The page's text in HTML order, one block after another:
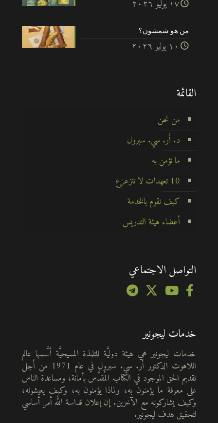
۱۷ يوليو ۲۰۲٦
من هو شمشون؟
۱۰ يوليو ۲۰۲٦
القائمة
من نحن
د. أر. سي. سبرول
ما نؤمن به
10 تعهدات لا تتزعزع
كيف نقوم بالخدمة
أعضاء هيئة التدريس
التواصل الاجتماعي
خدمات ليجونير
خدمات ليجونير هي هيئة دوليَّة للتلمذة المسيحيَّة أسَّسها عالم
اللاهوت الدكتور أر. سي. سبرول في عام 1971 من أجل
تقديم الحق الموجود في الكتاب المُقدَّس بأمانة، ومساعدة الناس
على معرفة ما يؤمنون به، ولماذا يؤمنون به، وكيف يعيشونه،
وكيف يشاركونه مع الآخرين. إن إعلان قداسة الله أمر أساسي
لتحقيق هدف ليجونير.